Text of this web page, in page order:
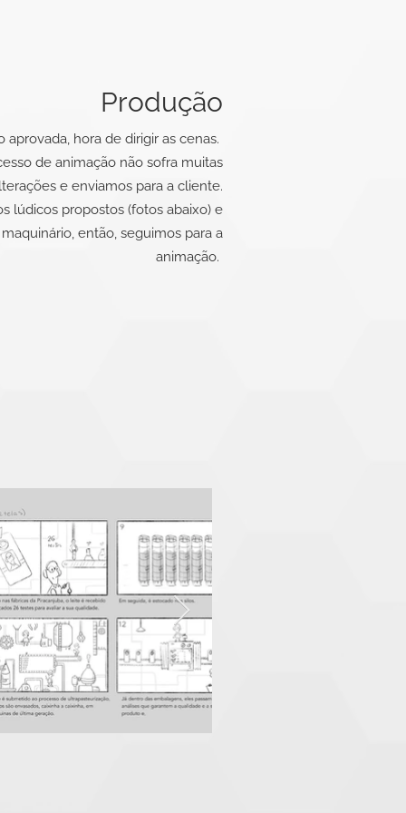
Produção
aprovada, hora de dirigir as cenas.
de animação não sofra muitas
e enviamos para a cliente.
lúdicos propostos (fotos abaixo) e
então, seguimos para a
animação.